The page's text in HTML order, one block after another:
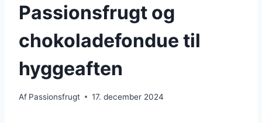
Passionsfrugt og
chokoladefondue til
hyggeaften
Af Passionsfrugt 17. december 2024